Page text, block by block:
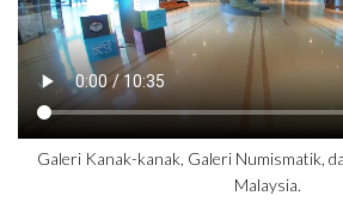
Galeri Kanak-kanak, Galeri Numismatik,
Malaysia.